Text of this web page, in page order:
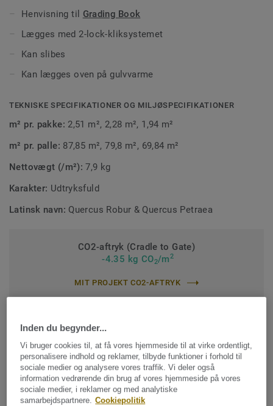
Henvisning til Grading Book
Lægges med 2-lock-kliksystemet
Kan slibes
Kan lægges oven på gulvvarme
TEKNISKE SPECIFIKATIONER OG MILJØSPECIFIKATIONER
m² pr. pakke: 2,51 m², 2,28 m², 1,94 m²
m² pr. palle: 87,85 m², 79,8 m², 69,84 m²
Nettovægt (/m²):7,9 kg
Karakter: Udtryksfuld
Latinsk navn: Quercus Robur & Quercus Petraea
CO2-aftryk (Cradle to Gate)
-4.35 kg CO2/m2
MIT PROJEKT CO2-AFTRYK
BESTIL EN PRØVE
Inden du begynder...
Vi bruger cookies til, at få vores hjemmeside til at virke ordentligt,
personalisere indhold og reklamer, tilbyde funktioner i forhold til
sociale medier og analysere vores traffik. Vi deler også
information vedrørende din brug af vores hjemmeside på vores
sociale medier, i reklamer og med analytiske
samarbejdspartnere. Cookiepolitik